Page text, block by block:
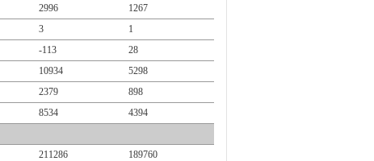
2996
1267
3
1
-113
28
10934
5298
2379
898
8534
4394
211286
189760